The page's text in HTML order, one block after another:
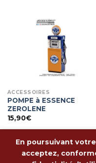
ACCESSOIRES
POMPE à ESSENCE
ZEROLENE
15,90€
En poursuivant
acceptez,